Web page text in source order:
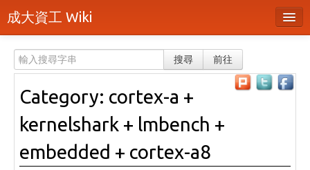
成大資工 Wiki
分類
隨機頁面
最近活動
上傳檔案
搜尋 前往
Category: cortex-a +
kernelshark + lmbench +
embedded + cortex-a8